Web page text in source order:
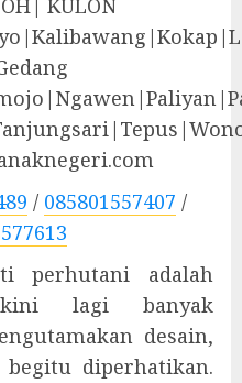
KULON
/ 085801557407 /
perhutani adalah
lagi banyak
desain,
diperhatikan.